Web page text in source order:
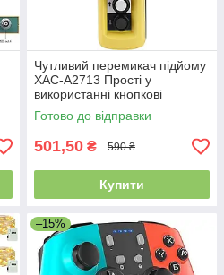
Чутливий перемикач підйому
XAC-A2713 Прості у
використанні кнопкові
перемикачі
Готово до відправки
501,50 ₴ 590 ₴
Купити
–15%